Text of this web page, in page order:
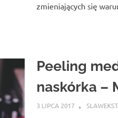
zmieniających się
Peeling
naskórka –
3 LIPCA 2017